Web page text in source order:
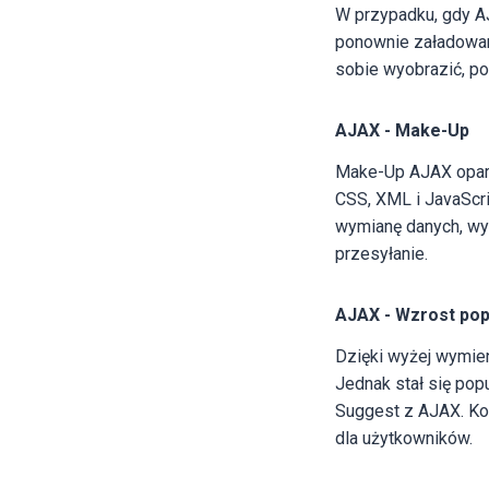
W przypadku, gdy
ponownie
sobie wyobrazić,
AJAX - Make-Up
Make-Up AJAX
CSS, XML i
wymianę danych,
przesyłanie.
AJAX - Wzrost
Dzięki wyżej
Jednak stał się
Suggest z AJAX.
dla użytkowników.